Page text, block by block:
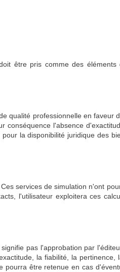
être pris comme des éléments
qualité professionnelle en faveur
conséquence l'absence
la disponibilité juridique des
services de simulation n'ont
l'utilisateur exploitera ces
pas l'approbation par
la fiabilité, la pertinence,
pourra être retenue en cas